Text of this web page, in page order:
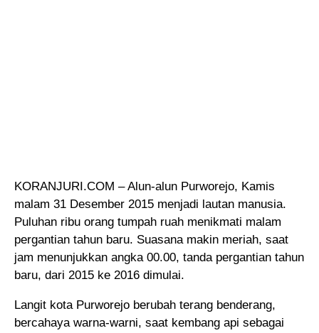
KORANJURI.COM – Alun-alun Purworejo, Kamis
malam 31 Desember 2015 menjadi lautan manusia.
Puluhan ribu orang tumpah ruah menikmati malam
pergantian tahun baru. Suasana makin meriah, saat
jam menunjukkan angka 00.00, tanda pergantian tahun
baru, dari 2015 ke 2016 dimulai.
Langit kota Purworejo berubah terang benderang,
bercahaya warna-warni, saat kembang api sebagai